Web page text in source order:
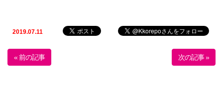
2019.07.11
« 前の記事 次の記事 »